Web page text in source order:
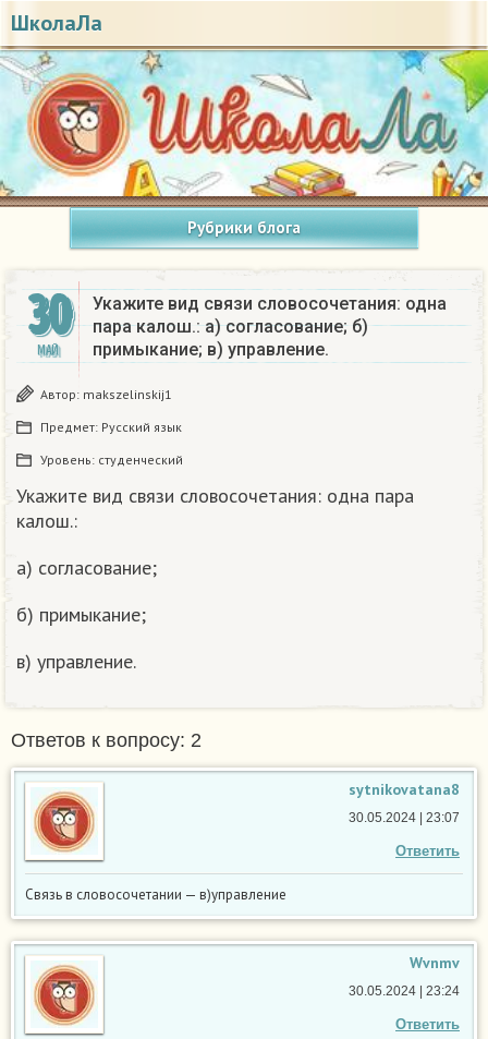
ШколаЛа
Рубрики блога
30
МАЙ
Укажите вид связи словосочетания: одна
пара калош.: а) согласование; б)
примыкание; в) управление.
Автор: makszelinskij1
Предмет: Русский язык
Уровень: студенческий
Укажите вид связи словосочетания: одна пара
калош.:
а) согласование;
б) примыкание;
в) управление.
Ответов к вопросу: 2
sytnikovatana8
Ответить
30.05.2024 | 23:07
Связь в словосочетании — в)управление
Wvnmv
Ответить
30.05.2024 | 23:24